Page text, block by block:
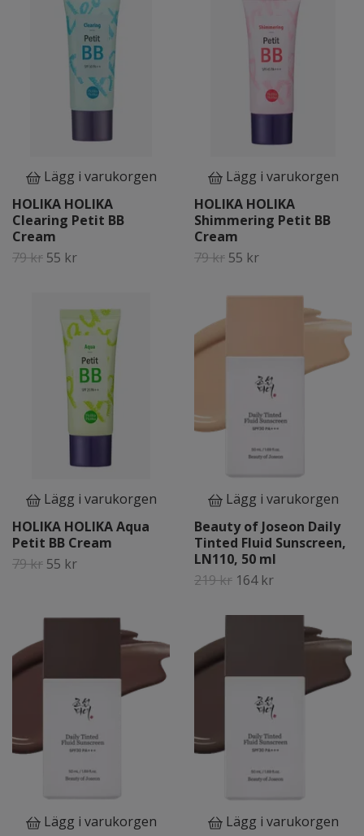
Lägg i varukorgen
HOLIKA HOLIKA
Clearing Petit BB
Cream
79 kr 55 kr
Lägg i varukorgen
HOLIKA HOLIKA
Shimmering Petit BB
Cream
79 kr 55 kr
Lägg i varukorgen
HOLIKA HOLIKA Aqua
Petit BB Cream
79 kr 55 kr
Lägg i varukorgen
Beauty of Joseon Daily
Tinted Fluid Sunscreen,
LN110, 50 ml
219 kr 164 kr
Lägg i varukorgen
Lägg i varukorgen